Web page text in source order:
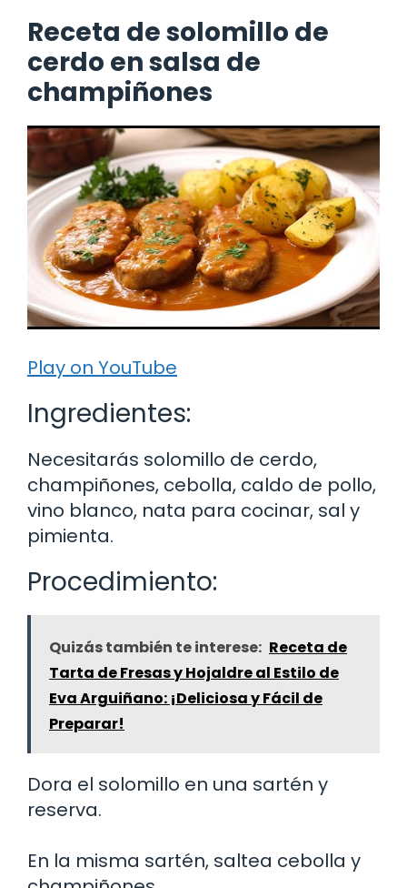
Receta de solomillo de
cerdo en salsa de
champiñones
Play on YouTube
Ingredientes:
Necesitarás solomillo de cerdo,
champiñones, cebolla, caldo de pollo,
vino blanco, nata para cocinar, sal y
pimienta.
Procedimiento:
Quizás también te interese: Receta de
Tarta de Fresas y Hojaldre al Estilo de
Eva Arguiñano: ¡Deliciosa y Fácil de
Preparar!
Dora el solomillo en una sartén y
reserva.
En la misma sartén, saltea cebolla y